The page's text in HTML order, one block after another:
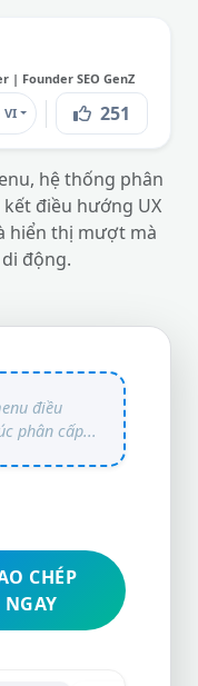
| Founder SEO GenZ
VI 251
hệ thống phân
điều hướng UX
hiển thị mượt mà
động.
CHÉP
NGAY